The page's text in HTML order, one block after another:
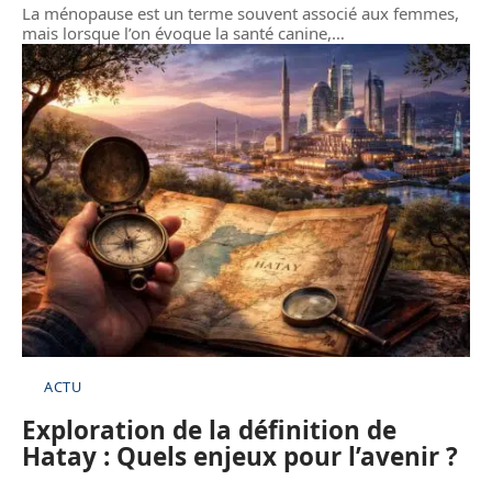
La ménopause est un terme souvent associé aux femmes,
mais lorsque l’on évoque la santé canine,…
ACTU
Exploration de la définition de
Hatay : Quels enjeux pour l’avenir ?